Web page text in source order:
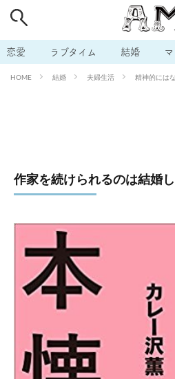
恋愛 ラブタイム 結婚
HOME 結婚 夫婦生活 精神的には
作家を続けられるのは結婚
# 男の本音
# 不倫 # 出会う方法 # マ
# ラブグッズ # 体の相性